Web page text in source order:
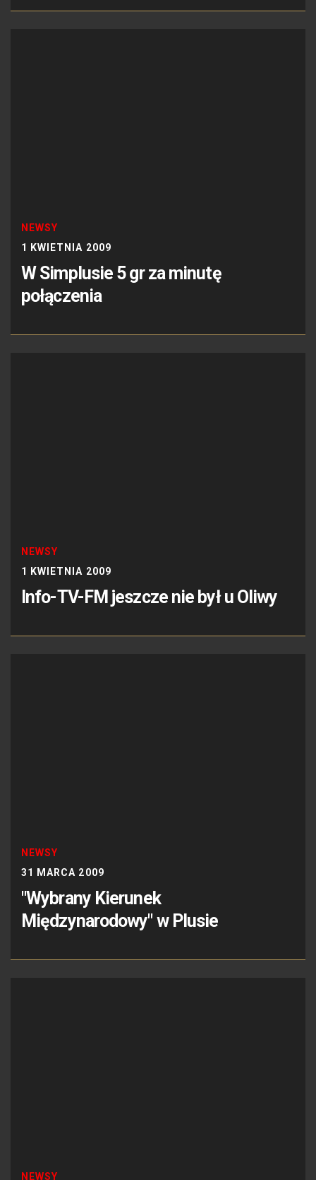
NEWSY
1 KWIETNIA 2009
W Simplusie 5 gr za minutę
połączenia
NEWSY
1 KWIETNIA 2009
Info-TV-FM jeszcze nie był u Oliwy
NEWSY
31 MARCA 2009
"Wybrany Kierunek
Międzynarodowy" w Plusie
NEWSY